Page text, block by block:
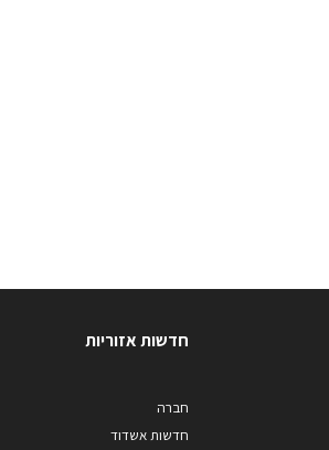
חדשות אזוריות
חברה
חדשות אשדוד